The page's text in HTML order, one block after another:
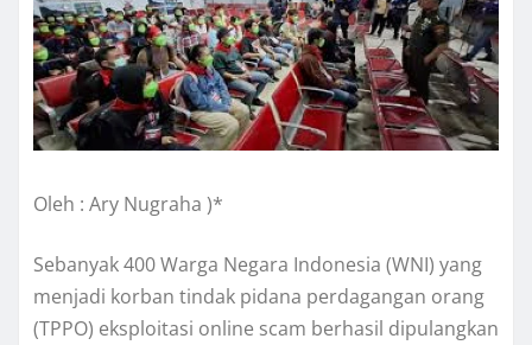
Oleh : Ary Nugraha )*
Sebanyak 400 Warga Negara Indonesia (WNI) yang
menjadi korban tindak pidana perdagangan orang
(TPPO) eksploitasi online scam berhasil dipulangkan